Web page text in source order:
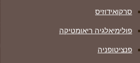
סרקואידוזיס
פולימיאלגיה ריאומטיקה
‏פנציטופניה